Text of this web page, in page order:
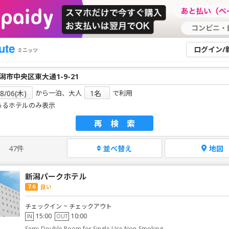
ミニッツ ログイン/
から一泊、大人
で利用
るホテルのみ表示
再検索
47件 並べ替え 地図
新潟パークホテル
7.6 良い
チェックイン ~ チェックアウト
IN 15:00 OUT 10:00